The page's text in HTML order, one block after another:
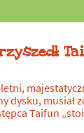
letni,
dysku, musiał
Taifun